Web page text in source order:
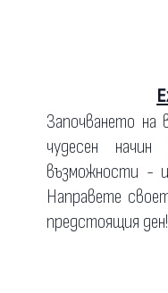
Започването на
чудесен
възможности -
Направете
предстоящия ден!